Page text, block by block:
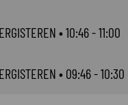
• 10:46 - 11:00
• 09:46 - 10:30